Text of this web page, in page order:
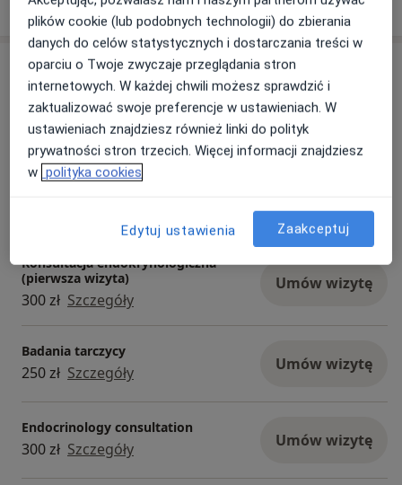
Barciach.
Specjalizacje Intima Clinic:
Ginekologia | Gin. i Połoznictwo I Uroginekologia
| Ginekologia plastyczna | Ginekologia
estetyczna | Urologia | Proktologia |
Endokrynologia I Flebologia | Diabetologia |
Medycyna estetyczna | Fizjoterapia
07/10/2025
Usługi i ceny
Konsultacja endokrynologiczna
300 zł Szczegóły Umów wizytę
Konsultacja endokrynologiczna
Konsultacja endokrynologiczna
(pierwsza wizyta)
300 zł Szczegóły
Umów wizytę
Badania tarczycy
250 zł Szczegóły Umów wizytę
Endocrinology consultation
300 zł Szczegóły Umów wizytę
plików cookie (lub podobnych technologii) do zbierania
danych do celów statystycznych i dostarczania treści w
oparciu o Twoje zwyczaje przeglądania stron
internetowych. W każdej chwili możesz sprawdzić i
zaktualizować swoje preferencje w ustawieniach. W
ustawieniach znajdziesz również linki do polityk
prywatności stron trzecich. Więcej informacji znajdziesz
w polityka cookies
Edytuj ustawienia Zaakceptuj